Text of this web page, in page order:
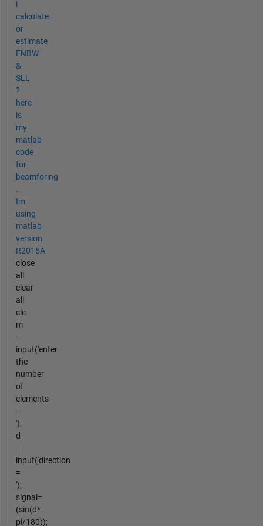
i
calculate
or
estimate
FNBW
&
SLL
?
here
is
my
matlab
code
for
beamforing
..
Im
using
matlab
version
R2015A
close
all
clear
all
clc
m
=
input('enter
the
number
of
elements
=
');
d
=
input('direction
=
');
signal=
(sin(d*
pi/180));